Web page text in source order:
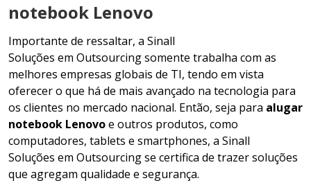
notebook Lenovo
Importante de ressaltar, a Sinall
Soluções em Outsourcing somente trabalha com as
melhores empresas globais de TI, tendo em vista
oferecer o que há de mais avançado na tecnologia para
os clientes no mercado nacional. Então, seja para alugar
notebook Lenovoe outros produtos, como
computadores, tablets e smartphones, a Sinall
Soluções em Outsourcing se certifica de trazer soluções
que agregam qualidade e segurança.